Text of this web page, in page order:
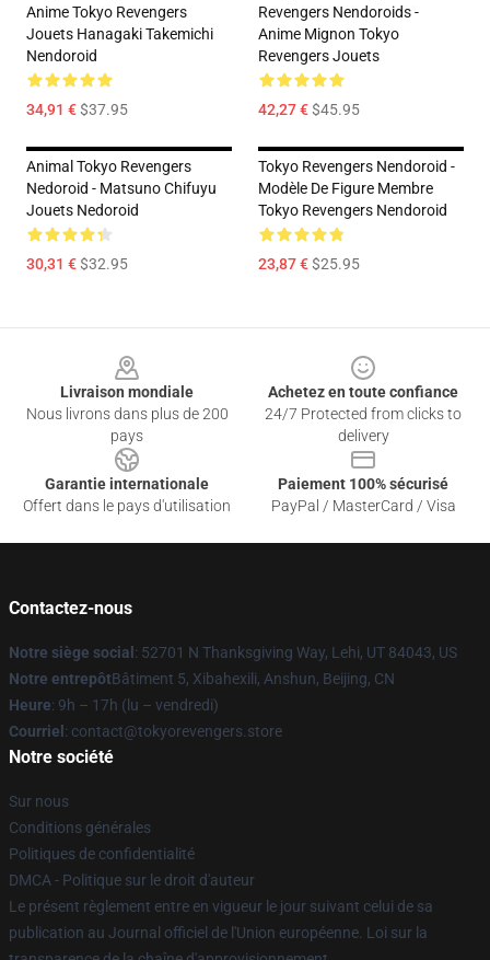
Anime Tokyo Revengers
Jouets Hanagaki Takemichi
Nendoroid
34,91 €$37.95
Revengers Nendoroids -
Anime Mignon Tokyo
Revengers Jouets
42,27 €$45.95
Animal Tokyo Revengers
Nedoroid - Matsuno Chifuyu
Jouets Nedoroid
30,31 €$32.95
Tokyo Revengers Nendoroid -
Modèle De Figure Membre
Tokyo Revengers Nendoroid
23,87 €$25.95
Livraison mondiale
Nous livrons dans plus de 200
pays
Achetez en toute confiance
24/7 Protected from clicks to
delivery
Garantie internationale
Offert dans le pays d'utilisation
Paiement 100% sécurisé
PayPal / MasterCard / Visa
Contactez-nous
Notre siège social : 52701 N Thanksgiving Way, Lehi, UT 84043, US
Notre entrepôtBâtiment 5, Xibahexili, Anshun, Beijing, CN
Heure: 9h – 17h (lu – vendredi)
Courriel : contact@tokyorevengers.store
Notre société
Sur nous
Conditions générales
Politiques de confidentialité
DMCA - Politique sur le droit d'auteur
Le présent règlement entre en vigueur le jour suivant celui de sa
publication au Journal officiel de l'Union européenne. Loi sur la